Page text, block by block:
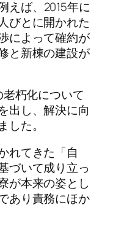
えば、2015年に
びとに開かれた
によって確約が
と新棟の建設が
朽化について
出し、解決に向
た。
れてきた「自
づいて成り立っ
が本来の姿とし
あり責務にほか